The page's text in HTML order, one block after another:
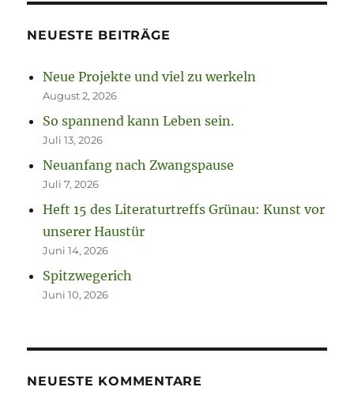
NEUESTE BEITRÄGE
Neue Projekte und viel zu werkeln
August 2, 2026
So spannend kann Leben sein.
Juli 13, 2026
Neuanfang nach Zwangspause
Juli 7, 2026
Heft 15 des Literaturtreffs Grünau: Kunst vor
unserer Haustür
Juni 14, 2026
Spitzwegerich
Juni 10, 2026
NEUESTE KOMMENTARE